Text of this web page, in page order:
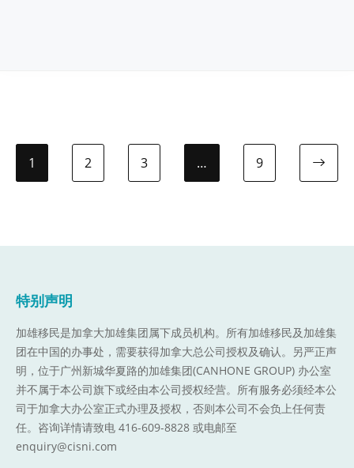
1 2 3 … 9
特别声明
加雄移民是加拿大加雄集团属下成员机构。 所有加雄移民及加雄集
团在中国的办事处，需要获得加拿大总公司授权及确认。另严正声
明，位于广州新城华夏路的加雄集团(CANHONE GROUP) 办公室
并不属于本公司旗下或经由本公司授权经营。所有服务必须经本公
司于加拿大办公室正式办理及授权，否则本公司不会负上任何责
任。咨询详情请致电 416-609-8828 或电邮至
enquiry@cisni.com